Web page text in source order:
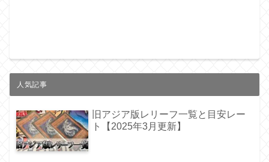
人気記事
旧アジア版レリーフ一覧と目安レー
ト【2025年3月更新】